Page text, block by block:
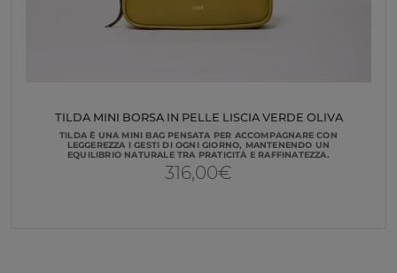
TILDA MINI BORSA IN PELLE LISCIA VERDE OLIVA
TILDA È UNA MINI BAG PENSATA PER ACCOMPAGNARE CON
LEGGEREZZA I GESTI DI OGNI GIORNO, MANTENENDO UN
EQUILIBRIO NATURALE TRA PRATICITÀ E RAFFINATEZZA.
316,00€